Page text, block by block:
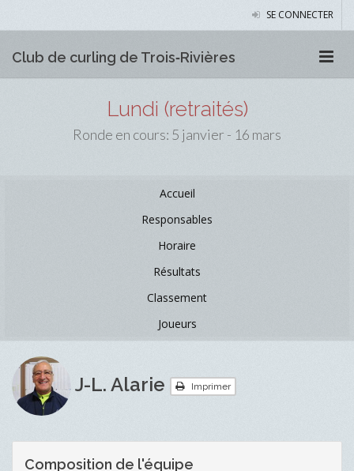
SE CONNECTER
Club de curling de Trois‑Rivières
Lundi (retraités)
Ronde en cours: 5 janvier - 16 mars
Accueil
Responsables
Horaire
Résultats
Classement
Joueurs
J-L. Alarie Imprimer
Composition de l'équipe